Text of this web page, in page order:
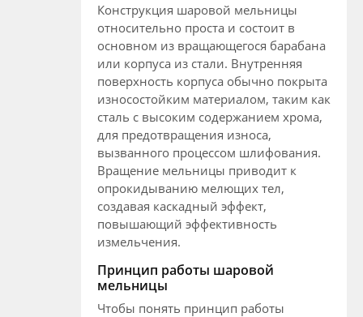
Конструкция шаровой мельницы
относительно проста и состоит в
основном из вращающегося барабана
или корпуса из стали. Внутренняя
поверхность корпуса обычно покрыта
износостойким материалом, таким как
сталь с высоким содержанием хрома,
для предотвращения износа,
вызванного процессом шлифования.
Вращение мельницы приводит к
опрокидыванию мелющих тел,
создавая каскадный эффект,
повышающий эффективность
измельчения.
Принцип работы шаровой
мельницы
Чтобы понять принцип работы